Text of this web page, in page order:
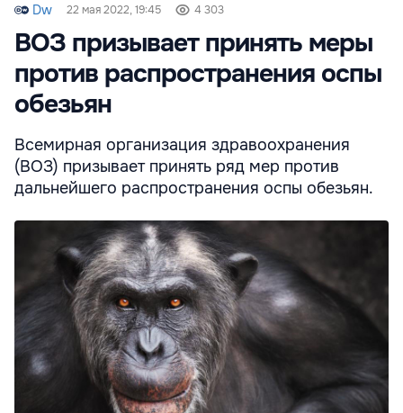
Dw 22 мая 2022, 19:45 4 303
ВОЗ призывает принять меры
против распространения оспы
обезьян
Всемирная организация здравоохранения
(ВОЗ) призывает принять ряд мер против
дальнейшего распространения оспы обезьян.